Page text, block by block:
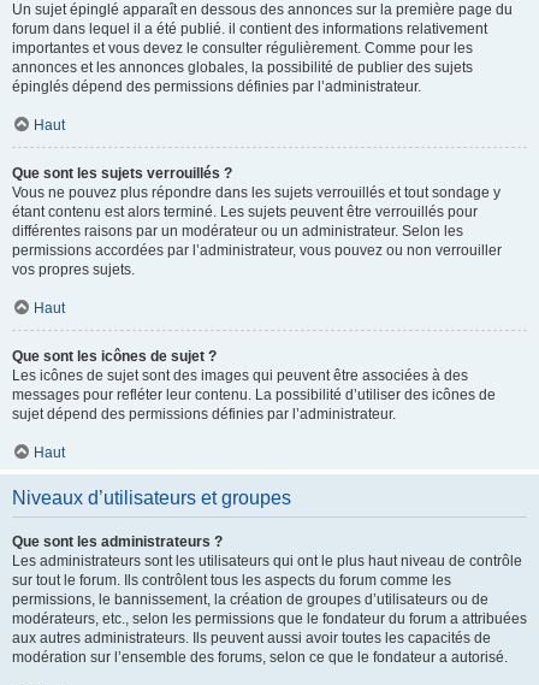
Un sujet épinglé apparaît en dessous des annonces sur la première page du
forum dans lequel il a été publié. il contient des informations relativement
importantes et vous devez le consulter régulièrement. Comme pour les
annonces et les annonces globales, la possibilité de publier des sujets
épinglés dépend des permissions définies par l’administrateur.
Haut
Que sont les sujets verrouillés ?
Vous ne pouvez plus répondre dans les sujets verrouillés et tout sondage y
étant contenu est alors terminé. Les sujets peuvent être verrouillés pour
différentes raisons par un modérateur ou un administrateur. Selon les
permissions accordées par l’administrateur, vous pouvez ou non verrouiller
vos propres sujets.
Haut
Que sont les icônes de sujet ?
Les icônes de sujet sont des images qui peuvent être associées à des
messages pour refléter leur contenu. La possibilité d’utiliser des icônes de
sujet dépend des permissions définies par l’administrateur.
Haut
Niveaux d’utilisateurs et groupes
Que sont les administrateurs ?
Les administrateurs sont les utilisateurs qui ont le plus haut niveau de contrôle
sur tout le forum. Ils contrôlent tous les aspects du forum comme les
permissions, le bannissement, la création de groupes d’utilisateurs ou de
modérateurs, etc., selon les permissions que le fondateur du forum a attribuées
aux autres administrateurs. Ils peuvent aussi avoir toutes les capacités de
modération sur l’ensemble des forums, selon ce que le fondateur a autorisé.